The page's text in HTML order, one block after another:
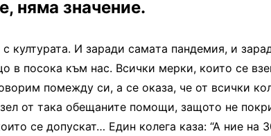
няма значение.
И заради самата пандемия, и
в посока към нас. Всички мерки, които се
помежду си, а се оказа, че от всички
от така обещаните помощи, защото не
се допускат… Един колега каза: “А ние на